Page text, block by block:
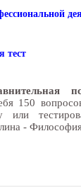
тест
150
или
-